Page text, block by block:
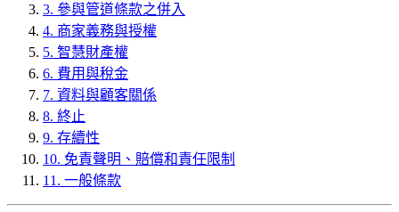
3. 參與管道條款之併入
4. 商家義務與授權
5. 智慧財產權
6. 費用與稅金
7. 資料與顧客關係
8. 終止
9. 存續性
10. 免責聲明、賠償和責任限制
11. 一般條款